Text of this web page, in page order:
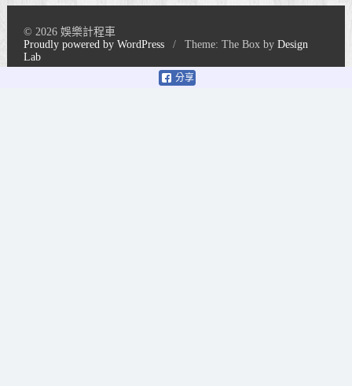
分享
© 2026 娛樂計程車
Proudly powered by WordPress
/ Theme: The Box byDesign
Lab